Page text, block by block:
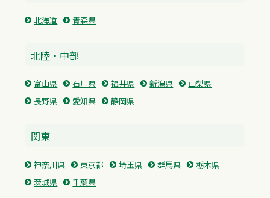
北海道 青森県
北陸・中部
富山県 石川県 福井県 新潟県
山梨県
長野県
愛知県 静岡県
関東
神奈川県 東京都 埼玉県 群馬県
栃木県
茨城県
千葉県